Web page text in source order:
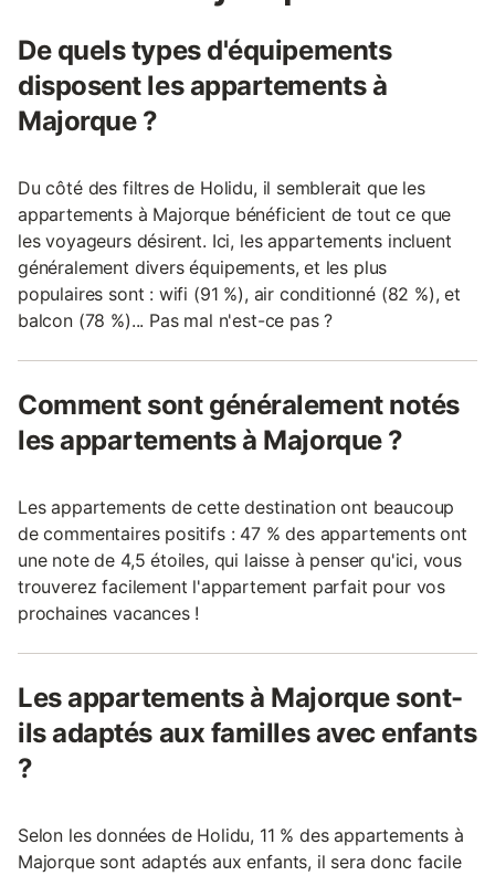
De quels types d'équipements
disposent les appartements à
Majorque ?
Du côté des filtres de Holidu, il semblerait que les
appartements à Majorque bénéficient de tout ce que
les voyageurs désirent. Ici, les appartements incluent
généralement divers équipements, et les plus
populaires sont : wifi (91 %), air conditionné (82 %), et
balcon (78 %)... Pas mal n'est-ce pas ?
Comment sont généralement notés
les appartements à Majorque ?
Les appartements de cette destination ont beaucoup
de commentaires positifs : 47 % des appartements ont
une note de 4,5 étoiles, qui laisse à penser qu'ici, vous
trouverez facilement l'appartement parfait pour vos
prochaines vacances !
Les appartements à Majorque sont-
ils adaptés aux familles avec enfants
?
Selon les données de Holidu, 11 % des appartements à
Majorque sont adaptés aux enfants, il sera donc facile